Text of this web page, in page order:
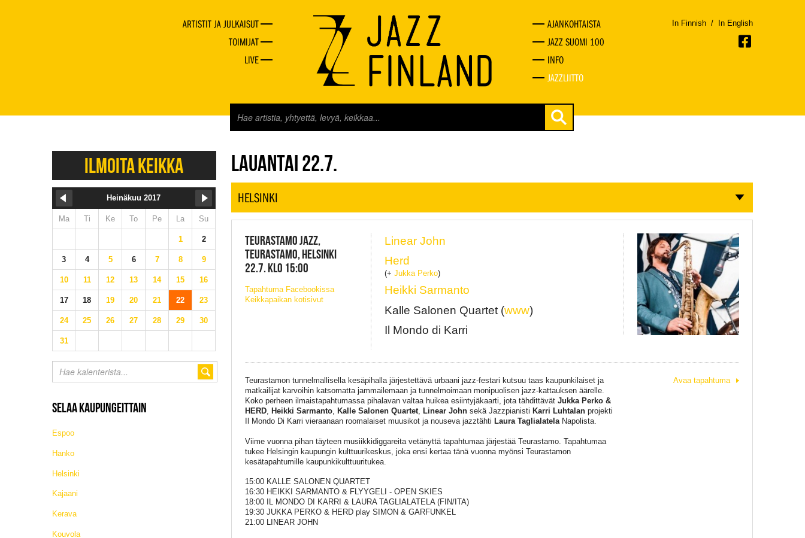
ARTISTIT JA JULKAISUT
TOIMIJAT
LIVE
AJANKOHTAISTA
JAZZ SUOMI 100
INFO
JAZZLIITTO
In Finnish / In English
ILMOITA KEIKKA
Heinäkuu 2017
Ma Ti Ke To Pe La Su
1 2
3 4 5 6 7 8 9
10 11 12 13 14 15 16
17 18 19 20 21 22 23
24 25 26 27 28 29 30
31
SELAA KAUPUNGEITTAIN
Espoo
Hanko
Helsinki
Kajaani
Kerava
Kouvola
JAZZ FINLAND LIVE
LAUANTAI 22.7.
HELSINKI
TEURASTAMO JAZZ,
TEURASTAMO, HELSINKI
22.7. KLO 15:00
Tapahtuma Facebookissa
Keikkapaikan kotisivut
Linear John
Herd
(+Jukka Perko)
Heikki Sarmanto
Kalle Salonen Quartet (www)
Il Mondo di Karri
Teurastamon tunnelmallisella kesäpihalla järjestettävä urbaani jazz-festari kutsuu taas kaupunkilaiset ja
matkailijat karvoihin katsomatta jammailemaan ja tunnelmoimaan monipuolisen jazz-kattauksen äärelle.
Koko perheen ilmaistapahtumassa pihalavan valtaa huikea esiintyjäkaarti, jota tähdittävät Jukka Perko &
HERD, Heikki Sarmanto, Kalle Salonen Quartet, Linear Johnsekä Jazzpianisti Karri Luhtalanprojekti
Il Mondo Di Karri vieraanaan roomalaiset muusikot ja nouseva jazztähti Laura TaglialatelaNapolista.
Viime vuonna pihan täyteen musiikkidiggareita vetänyttä tapahtumaa järjestää Teurastamo. Tapahtumaa
tukee Helsingin kaupungin kulttuurikeskus, joka ensi kertaa tänä vuonna myönsi Teurastamon
kesätapahtumille kaupunkikulttuuritukea.
15:00 KALLE SALONEN QUARTET
16:30 HEIKKI SARMANTO & FLYYGELI - OPEN SKIES
18:00 IL MONDO DI KARRI & LAURA TAGLIALATELA (FIN/ITA)
19:30 JUKKA PERKO & HERD play SIMON & GARFUNKEL
21:00 LINEAR JOHN
Avaa tapahtuma